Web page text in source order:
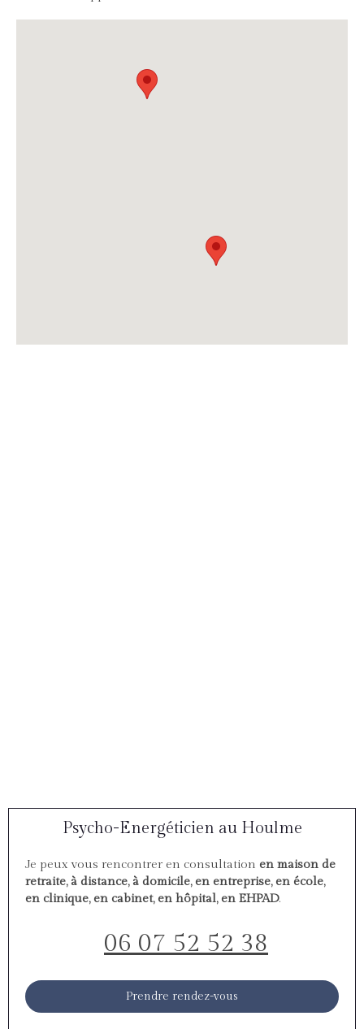
Psycho-Energéticien au Houlme
Je peux vous rencontrer en consultation en maison de
retraite, à distance, à domicile, en entreprise, en école,
en clinique, en cabinet, en hôpital, en EHPAD.
06 07 52 52 38
Prendre rendez-vous